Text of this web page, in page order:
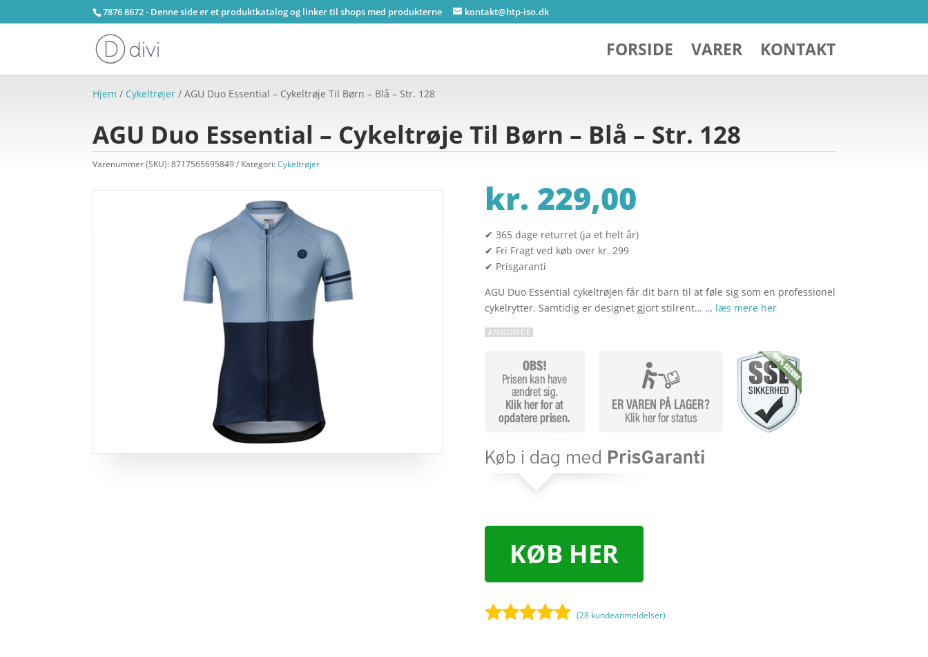
7876 8672 - Denne side er et produktkatalog og linker til shops med produkterne kontakt@htp-iso.dk
FORSIDE VARER KONTAKT
Hjem / Cykeltrøjer / AGU Duo Essential – Cykeltrøje Til Børn – Blå – Str. 128
AGU Duo Essential – Cykeltrøje Til Børn – Blå – Str. 128
Varenummer (SKU):8717565695849 Kategori:Cykeltrøjer
kr. 229,00
✔ 365 dage returret (ja et helt år)
✔ Fri Fragt ved køb over kr. 299
✔ Prisgaranti
AGU Duo Essential cykeltrøjen får dit barn til at føle sig som en professionel
cykelrytter. Samtidig er designet gjort stilrent… … læs mere her
KØB HER
(28 kundeanmeldelser)